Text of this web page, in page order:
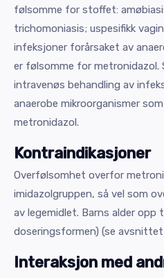
følsomme for stoffet:
trichomoniasis; uspesifikk
infeksjoner forårsaket av
er følsomme for
intravenøs behandling av
anaerobe mikroorganismer
metronidazol.
Kontraindikasjoner
Overfølsomhet overfor
imidazolgruppen, så vel som
av legemidlet. Barns alder opp
doseringsformen) (se avsnittet
Interaksjon med